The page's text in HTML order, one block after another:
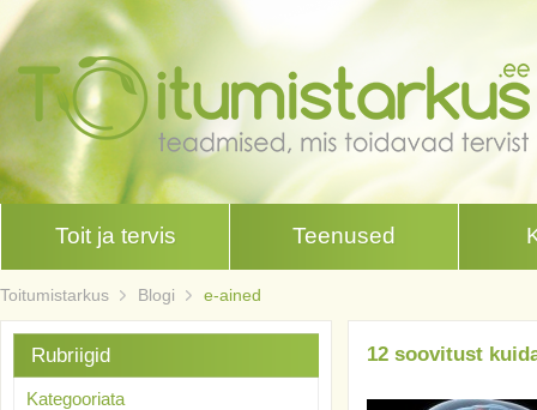
Toit ja tervis Teenused
Toitumistarkus Blogi e-ained
12 soovitust
Rubriigid
Kategooriata